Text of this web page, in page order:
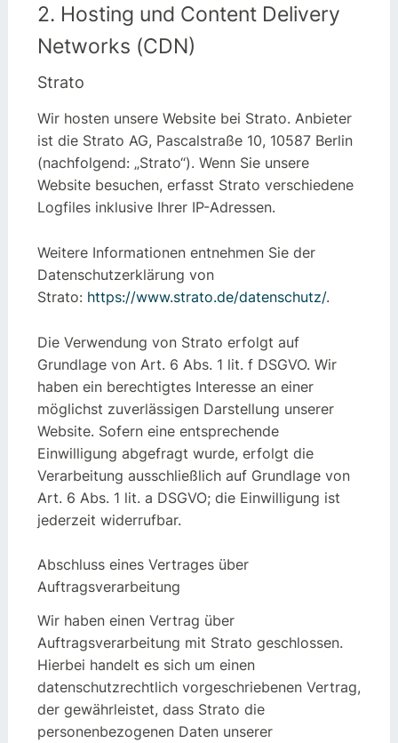
2. Hosting und Content Delivery
Networks (CDN)
Strato
Wir hosten unsere Website bei Strato. Anbieter
ist die Strato AG, Pascalstraße 10, 10587 Berlin
(nachfolgend: „Strato“). Wenn Sie unsere
Website besuchen, erfasst Strato verschiedene
Logfiles inklusive Ihrer IP-Adressen.
Weitere Informationen entnehmen Sie der
Datenschutzerklärung von
Strato: https://www.strato.de/datenschutz/.
Die Verwendung von Strato erfolgt auf
Grundlage von Art. 6 Abs. 1 lit. f DSGVO. Wir
haben ein berechtigtes Interesse an einer
möglichst zuverlässigen Darstellung unserer
Website. Sofern eine entsprechende
Einwilligung abgefragt wurde, erfolgt die
Verarbeitung ausschließlich auf Grundlage von
Art. 6 Abs. 1 lit. a DSGVO; die Einwilligung ist
jederzeit widerrufbar.
Abschluss eines Vertrages über
Auftragsverarbeitung
Wir haben einen Vertrag über
Auftragsverarbeitung mit Strato geschlossen.
Hierbei handelt es sich um einen
datenschutzrechtlich vorgeschriebenen Vertrag,
der gewährleistet, dass Strato die
personenbezogenen Daten unserer